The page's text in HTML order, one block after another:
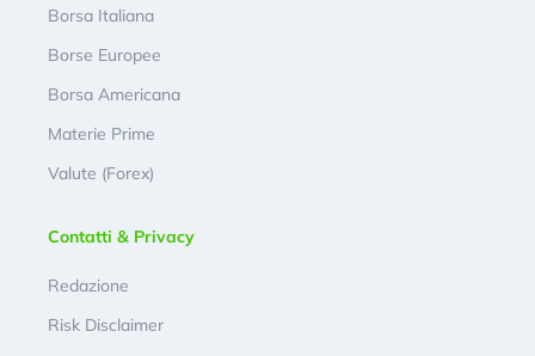
Borsa Italiana
Borse Europee
Borsa Americana
Materie Prime
Valute (Forex)
Contatti & Privacy
Redazione
Risk Disclaimer